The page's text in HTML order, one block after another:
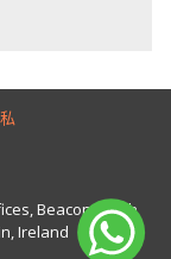
Beacon South
Ireland